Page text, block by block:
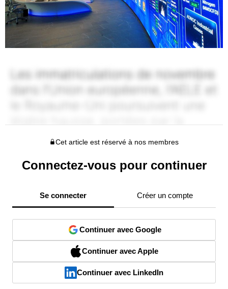
Cet article est réservé à nos membres
Connectez-vous pour continuer
Se connecter Créer un compte
Continuer avec Google
Continuer avec Apple
Continuer avec LinkedIn